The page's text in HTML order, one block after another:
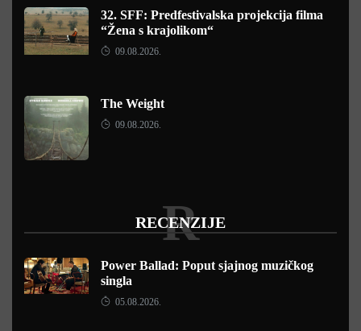
32. SFF: Predfestivalska projekcija filma
“Žena s krajolikom“
09.08.2026.
The Weight
09.08.2026.
RECENZIJE
R
Power Ballad: Poput sjajnog muzičkog
singla
05.08.2026.